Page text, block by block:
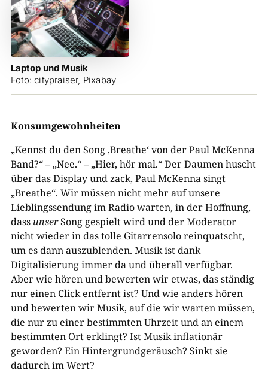
Laptop und Musik
Foto: citypraiser, Pixabay
Konsumgewohnheiten
„Kennst du den Song ‚Breathe‘ von der Paul McKenna
Band?“ – „Nee.“ – „Hier, hör mal.“ Der Daumen huscht
über das Display und zack, Paul McKenna singt
„Breathe“. Wir müssen nicht mehr auf unsere
Lieblingssendung im Radio warten, in der Hoffnung,
dass unserSong gespielt wird und der Moderator
nicht wieder in das tolle Gitarrensolo reinquatscht,
um es dann auszublenden. Musik ist dank
Digitalisierung immer da und überall verfügbar.
Aber wie hören und bewerten wir etwas, das ständig
nur einen Click entfernt ist? Und wie anders hören
und bewerten wir Musik, auf die wir warten müssen,
die nur zu einer bestimmten Uhrzeit und an einem
bestimmten Ort erklingt? Ist Musik inflationär
geworden? Ein Hintergrundgeräusch? Sinkt sie
dadurch im Wert?